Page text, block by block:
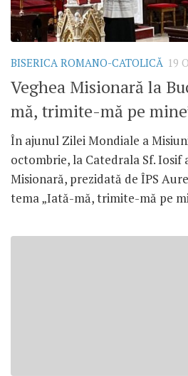
BISERICA ROMANO-CATOLICĂ 19
Veghea Misionară la
mă, trimite-mă pe
În ajunul Zilei Mondiale a
octombrie, la Catedrala Sf. Iosif
Misionară, prezidată de ÎPS
tema „Iată-mă, trimite-mă pe